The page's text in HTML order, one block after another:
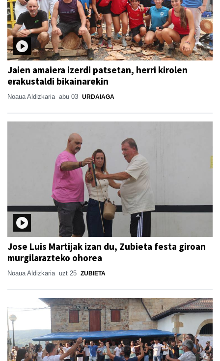
Jaien amaiera izerdi patsetan, herri kirolen
erakustaldi bikainarekin
Noaua Aldizkaria abu 03 URDAIAGA
Jose Luis Martijak izan du, Zubieta festa giroan
murgilarazteko ohorea
Noaua Aldizkaria uzt 25 ZUBIETA